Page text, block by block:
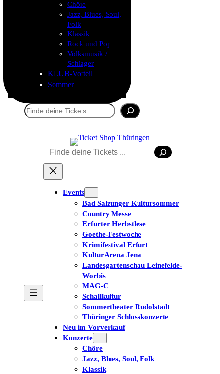
Chöre
Jazz, Blues, Soul,
Folk
Klassik
Rock und Pop
Volksmusik /
Schlager
KLUB-Vorteil
Sommer
Suchen
Suchen
Events
Bad Salzunger Kultursommer
Country Messe
Erfurter Herbstlese
Goethe-Festwoche
Krimifestival Erfurt
KulturArena Jena
Landesgartenschau Leinefelde-
Worbis
MAG-C
Schallkultur
Sommertheater Rudolstadt
Thüringer Schlosskonzerte
Neu im Vorverkauf
Konzerte
Chöre
Jazz, Blues, Soul, Folk
Klassik
Tickets kaufen